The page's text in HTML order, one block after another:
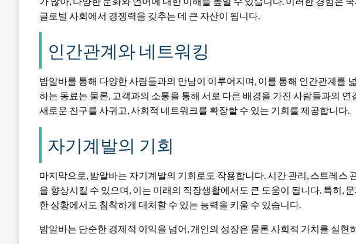
글로벌 사회에서 경쟁력을 갖추는 데 큰 자산이 됩니다.
인간관계와 네트워킹
밤알바를 통해 다양한 사람들과의 만남이 이루어지며, 이를 통해 인간관계를
하는 동료는 물론, 고객과의 소통을 통해 서로 다른 배경을 가진 사람들과의
새로운 친구를 사귀고, 사회적 네트워크를 확장할 수 있는 기회를 제공합니다.
자기계발의 기회
마지막으로, 밤알바는 자기계발의 기회로도 작용합니다. 시간 관리, 스트레스
을 향상시킬 수 있으며, 이는 미래의 직장생활에서도 큰 도움이 됩니다. 특히,
한 상황에서도 침착하게 대처할 수 있는 능력을 키울 수 있습니다.
밤알바는 단순한 경제적 이익을 넘어, 개인의 성장은 물론 사회적 가치를 실현